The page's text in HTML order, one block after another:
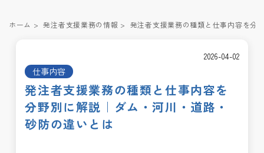
ホーム > 発注者支援業務の情報 > 発注者支援業務の種類と仕事内容を分
仕事内容
2026-04-02
発注者支援業務の種類と仕事内容を
分野別に解説｜ダム・河川・道路・
砂防の違いとは